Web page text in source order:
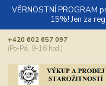
VĚRNOSTNÍ PROGRAM
15%! Jen za
+420 602 657 097
(Po-Pá, 9-16 hod.)